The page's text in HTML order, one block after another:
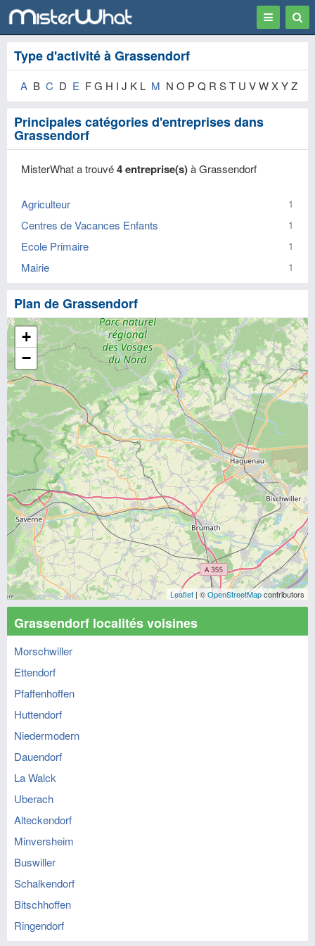
Toggle
Type d'activité à Grassendorf
A B C D E F G H I J K L M N O P Q R S T U V W X Y Z
Principales catégories d'entreprises dans
Grassendorf
MisterWhat a trouvé4 entreprise(s)à Grassendorf
Agriculteur 1
Centres de Vacances Enfants 1
Ecole Primaire 1
Mairie 1
Plan de Grassendorf
+
−
Leaflet | ©OpenStreetMapcontributors
Grassendorf localités voisines
Morschwiller
Ettendorf
Pfaffenhoffen
Huttendorf
Niedermodern
Dauendorf
La Walck
Uberach
Alteckendorf
Minversheim
Buswiller
Schalkendorf
Bitschhoffen
Ringendorf